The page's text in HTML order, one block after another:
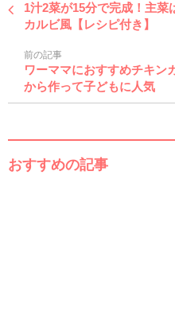
1汁2菜が15分で完成！主菜
カルビ風【レシピ付き】
前の記事
ワーママにおすすめチキン
から作って子どもに人気
おすすめの記事